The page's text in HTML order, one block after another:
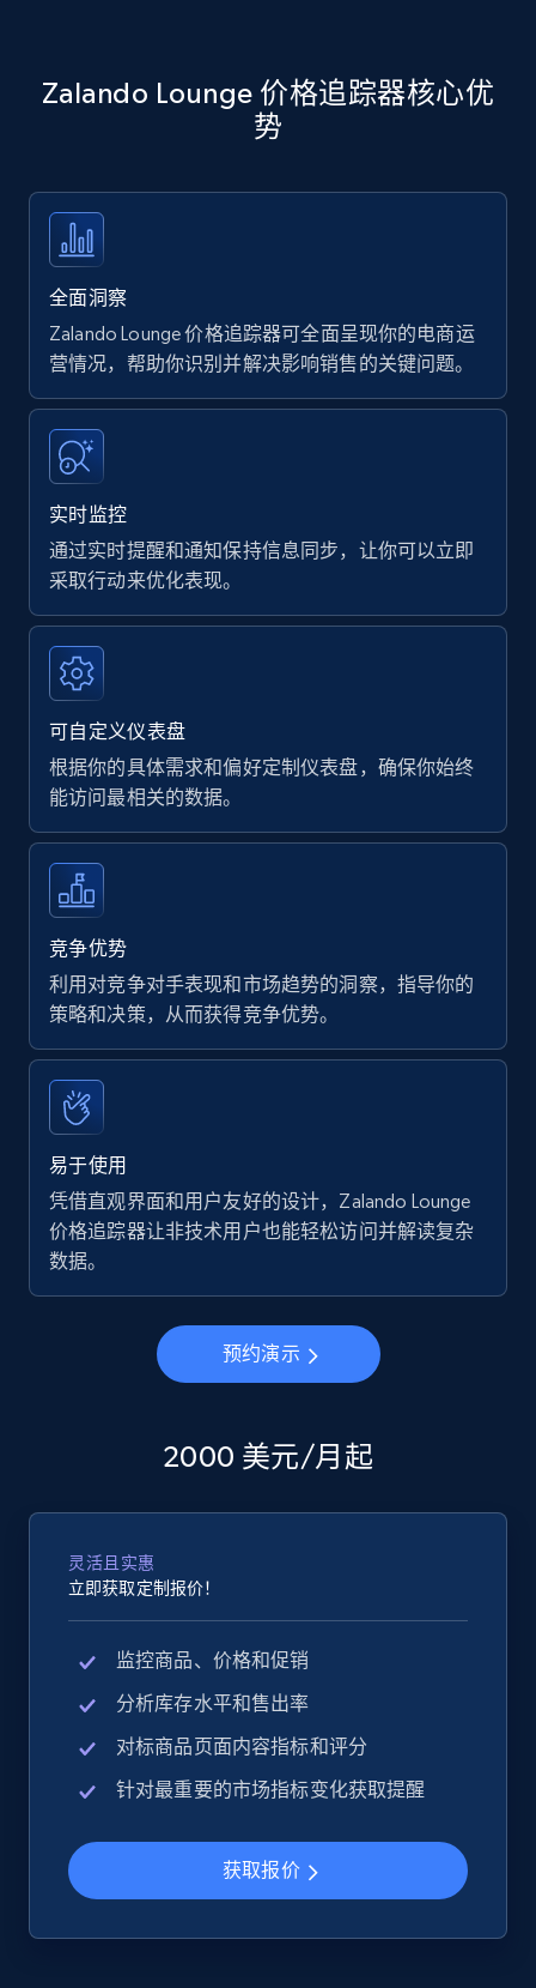
Zalando Lounge 价格追踪器核心优
势
全面洞察
Zalando Lounge 价格追踪器可全面呈现你的电商运
营情况，帮助你识别并解决影响销售的关键问题。
实时监控
通过实时提醒和通知保持信息同步，让你可以立即
采取行动来优化表现。
可自定义仪表盘
根据你的具体需求和偏好定制仪表盘，确保你始终
能访问最相关的数据。
竞争优势
利用对竞争对手表现和市场趋势的洞察，指导你的
策略和决策，从而获得竞争优势。
易于使用
凭借直观界面和用户友好的设计，Zalando Lounge
价格追踪器让非技术用户也能轻松访问并解读复杂
数据。
预约演示
2000 美元/月起
灵活且实惠
立即获取定制报价！
监控商品、价格和促销
分析库存水平和售出率
对标商品页面内容指标和评分
针对最重要的市场指标变化获取提醒
获取报价